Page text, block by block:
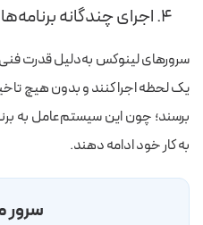
۴. اجرای چندگانه برنامه‌ها با امکان چندوظیفه‌ای
سرورهای لینوکس به‌دلیل قدرت فنی
یک لحظه اجرا کنند و بدون هیچ
برسند؛ چون این سیستم‌عامل به
به کار خود ادامه دهند.
سرور